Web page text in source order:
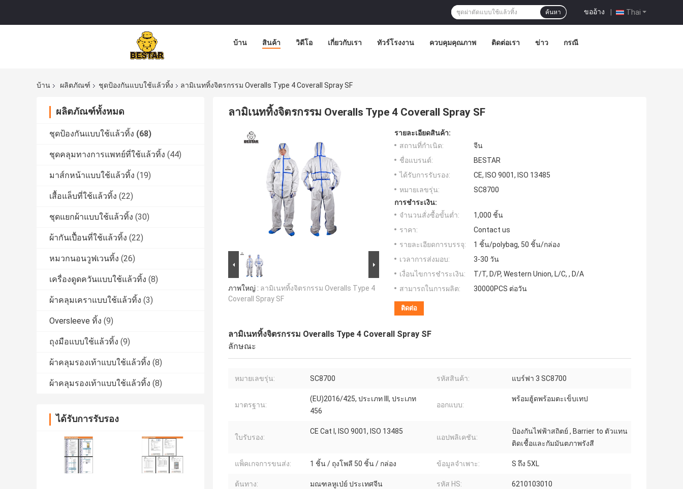
Thai
ขออ้าง |
ค้นหา
บ้าน สินค้า วิดีโอ เกี่ยวกับเรา ทัวร์โรงงาน ควบคุมคุณภาพ ติดต่อเรา ข่าว กรณี
บ้าน ผลิตภัณฑ์ ชุดป้องกันแบบใช้แล้วทิ้ง ลามิเนททิ้งจิตรกรรม Overalls Type 4 Coverall Spray SF
ผลิตภัณฑ์ทั้งหมด
ชุดป้องกันแบบใช้แล้วทิ้ง (68)
ชุดคลุมทางการแพทย์ที่ใช้แล้วทิ้ง (44)
มาส์กหน้าแบบใช้แล้วทิ้ง (19)
เสื้อแล็บที่ใช้แล้วทิ้ง (22)
ชุดแยกผ้าแบบใช้แล้วทิ้ง (30)
ผ้ากันเปื้อนที่ใช้แล้วทิ้ง (22)
หมวกนอนวูฟเวนทิ้ง (26)
เครื่องดูดควันแบบใช้แล้วทิ้ง (8)
ผ้าคลุมเคราแบบใช้แล้วทิ้ง (3)
Oversleeve ทิ้ง (9)
ถุงมือแบบใช้แล้วทิ้ง (9)
ผ้าคลุมรองเท้าแบบใช้แล้วทิ้ง (8)
ผ้าคลุมรองเท้าแบบใช้แล้วทิ้ง (8)
ได้รับการรับรอง
ลามิเนททิ้งจิตรกรรม Overalls Type 4 Coverall Spray SF
ภาพใหญ่ : ลามิเนททิ้งจิตรกรรม Overalls Type 4
Coverall Spray SF
รายละเอียดสินค้า:
สถานที่กำเนิด:
จีน
ชื่อแบรนด์:
BESTAR
ได้รับการรับรอง:
CE, ISO 9001, ISO 13485
หมายเลขรุ่น:
SC8700
การชำระเงิน:
จำนวนสั่งซื้อขั้นต่ำ:
1,000 ชิ้น
ราคา:
Contact us
รายละเอียดการบรรจุ:
1 ชิ้น/polybag, 50 ชิ้น/กล่อง
เวลาการส่งมอบ:
3-30 วัน
เงื่อนไขการชำระเงิน:
T/T, D/P, Western Union, L/C, , D/A
สามารถในการผลิต:
30000PCS ต่อวัน
ติดต่อ
ลามิเนททิ้งจิตรกรรม Overalls Type 4 Coverall Spray SF
ลักษณะ
หมายเลขรุ่น: SC8700 รหัสสินค้า: แบร์ฟา 3 SC8700
มาตรฐาน:
(EU)2016/425, ประเภท III, ประเภท
456
ออกแบบ:
พร้อมฮู้ดพร้อมตะเข็บเทป
ใบรับรอง:
CE Cat I, ISO 9001, ISO 13485
แอปพลิเคชัน:
ป้องกันไฟฟ้าสถิตย์ , Barrier to ตัวแทน
ติดเชื้อและกัมมันตภาพรังสี
แพ็คเกจการขนส่ง: 1 ชิ้น / ถุงโพลี 50 ชิ้น / กล่อง ข้อมูลจำเพาะ: S ถึง 5XL
ต้นทาง: มณฑลหูเป่ย์ ประเทศจีน รหัส HS: 6210103010